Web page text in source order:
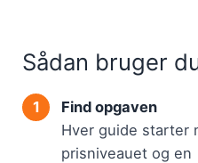
Sådan bruger
Find opgaven
Hver guide starter
prisniveauet og en